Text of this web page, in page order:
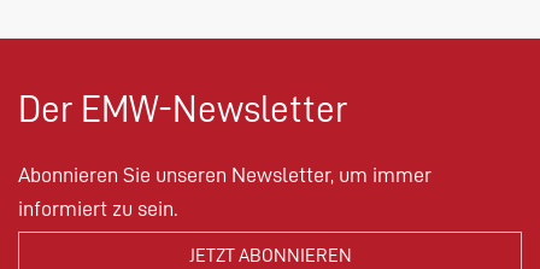
Der EMW-Newsletter
Abonnieren Sie unseren Newsletter, um immer
informiert zu sein.